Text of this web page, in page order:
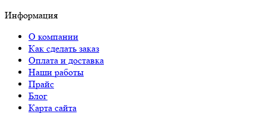
Информация
О компании
Как сделать заказ
Оплата и доставка
Наши работы
Прайс
Блог
Карта сайта